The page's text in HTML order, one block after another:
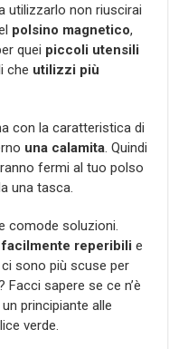
utilizzarlo non riuscirai
polsino magnetico,
quei piccoli utensili
che utilizzi più
con la caratteristica di
una calamita. Quindi
fermi al tuo polso
una tasca.
comode soluzioni.
facilmente reperibili e
sono più scuse per
Facci sapere se ce n’è
principiante alle
verde.